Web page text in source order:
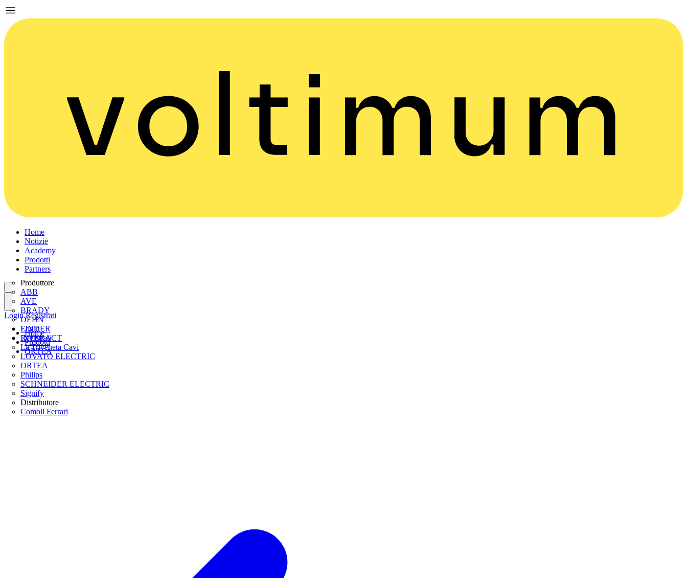
Home
Notizie
Academy
Prodotti
Partners
Produttore
ABB
AVE
BRADY
DEHN
FINDER
INTERACT
La Triveneta Cavi
LOVATO ELECTRIC
ORTEA
Philips
SCHNEIDER ELECTRIC
Signify
Distributore
Comoli Ferrari
Login
Registrati
Login Registrati
Home
Prodotti
ORTEA